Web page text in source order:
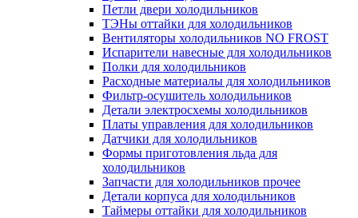
Петли двери холодильников
ТЭНы оттайки для холодильников
Вентиляторы холодильников NO FROST
Испарители навесные для холодильников
Полки для холодильников
Расходные материалы для холодильников
Фильтр-осушитель холодильников
Детали электросхемы холодильников
Платы управления для холодильников
Датчики для холодильников
Формы приготовления льда для
холодильников
Запчасти для холодильников прочее
Детали корпуса для холодильников
Таймеры оттайки для холодильников